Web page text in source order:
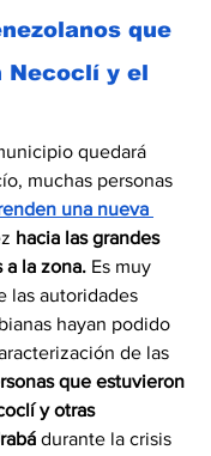
que
Necoclí y el
quedará
muchas personas
una nueva
hacia las grandes
a la zona. Es muy
las autoridades
hayan podido
de las
que estuvieron
y otras
durante la crisis